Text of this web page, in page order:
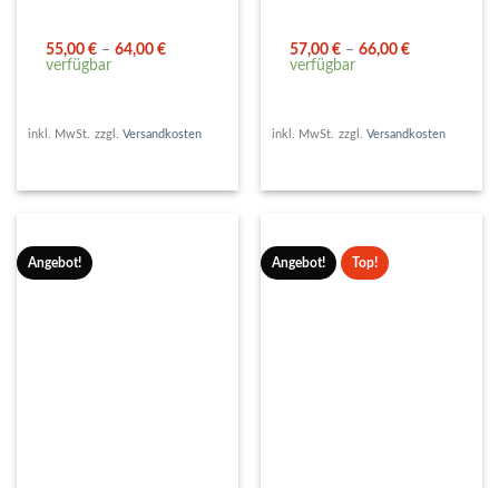
55,00€ –64,00€
verfügbar
inkl. MwSt. zzgl. Versandkosten
57,00€ –66,00€
verfügbar
inkl. MwSt. zzgl. Versandkosten
Angebot! Angebot! Top!